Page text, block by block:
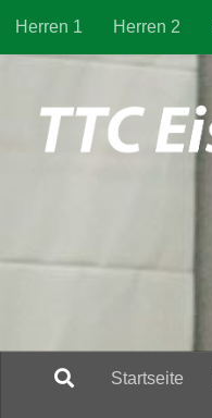
Zum Inhalt springen
Herren 1 Herren 2
Startseite